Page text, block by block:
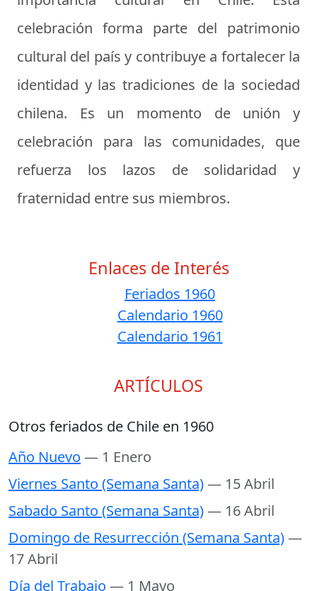
celebración forma parte del patrimonio
cultural del país y contribuye a fortalecer la
identidad y las tradiciones de la sociedad
chilena. Es un momento de unión y
celebración para las comunidades, que
refuerza los lazos de solidaridad y
fraternidad entre sus miembros.
Enlaces de Interés
Feriados 1960
Calendario 1960
Calendario 1961
ARTÍCULOS
Otros feriados de Chile en 1960
Año Nuevo — 1 Enero
Viernes Santo (Semana Santa)— 15 Abril
Sabado Santo (Semana Santa)— 16 Abril
Domingo de Resurrección (Semana Santa)—
17 Abril
Día del Trabajo — 1 Mayo